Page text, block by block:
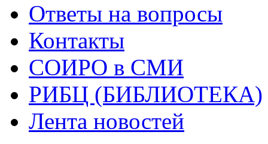
Ответы на вопросы
Контакты
СОИРО в СМИ
РИБЦ (БИБЛИОТЕКА)
Лента новостей